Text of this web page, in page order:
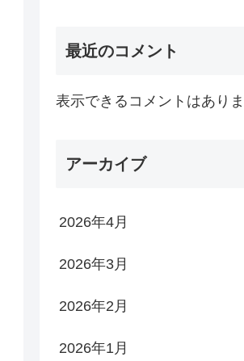
最近のコメント
表示できるコメントはありま
アーカイブ
2026年4月
2026年3月
2026年2月
2026年1月